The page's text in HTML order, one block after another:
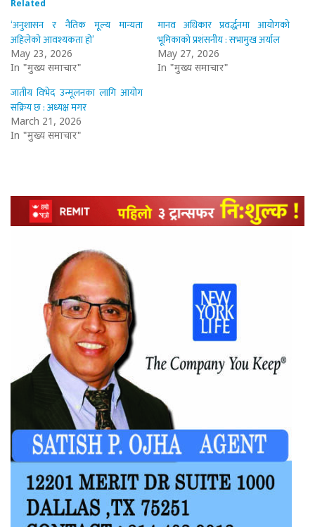
Related
‘अनुशासन र नैतिक मूल्य मान्यता
अहिलेको आवश्यकता हो’
May 23, 2026
In "मुख्य समाचार"
मानव अधिकार प्रवर्द्धनमा आयोगको
भूमिकाको प्रशंसनीय : सभामुख अर्याल
May 27, 2026
In "मुख्य समाचार"
जातीय विभेद उन्मूलनका लागि आयोग
सक्रिय छ : अध्यक्ष मगर
March 21, 2026
In "मुख्य समाचार"